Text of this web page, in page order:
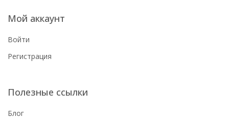
Мой аккаунт
Войти
Регистрация
Полезные ссылки
Блог